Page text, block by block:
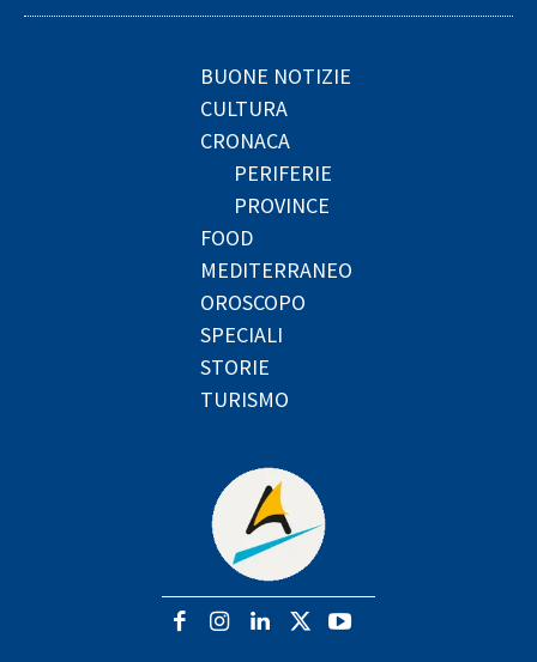
BUONE NOTIZIE
CULTURA
CRONACA
PERIFERIE
PROVINCE
FOOD
MEDITERRANEO
OROSCOPO
SPECIALI
STORIE
TURISMO